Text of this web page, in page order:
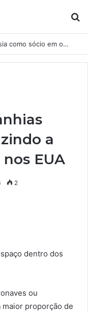
JBS traz fundo soberano da Indonésia como sócio em operação de US$ 2,5 bilhões
a
EUA
2
dentro dos
ou
proporção de